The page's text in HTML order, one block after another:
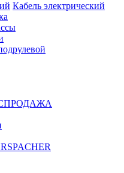
Кабель электрический